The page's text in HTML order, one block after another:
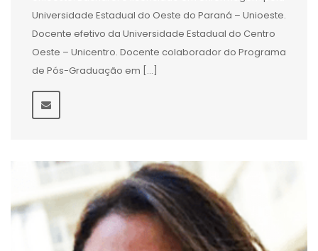
Universidade Estadual do Oeste do Paraná – Unioeste.
Docente efetivo da Universidade Estadual do Centro
Oeste – Unicentro. Docente colaborador do Programa
de Pós-Graduação em […]